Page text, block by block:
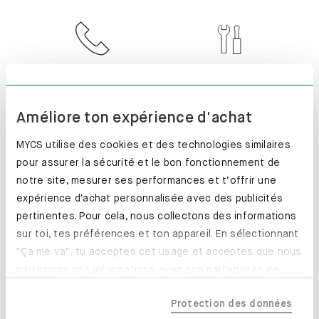
Améliore ton expérience d'achat
MYCS utilise des cookies et des technologies similaires
pour assurer la sécurité et le bon fonctionnement de
notre site, mesurer ses performances et t’offrir une
expérience d'achat personnalisée avec des publicités
pertinentes. Pour cela, nous collectons des informations
sur toi, tes préférences et ton appareil. En sélectionnant
"Ça me va", tu acceptes cet usage et acceptes que nous
tes données pourraient être traitées en dehors de l'UE,
Protection des données
RETOUR SOUS 100
JOURS
PRODUCTION
EXPRESS